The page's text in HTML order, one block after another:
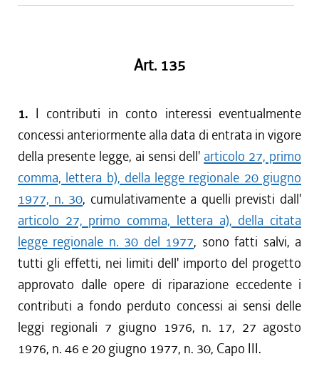
Art. 135
1. I contributi in conto interessi eventualmente
concessi anteriormente alla data di entrata in vigore
della presente legge, ai sensi dell' articolo 27, primo
comma, lettera b), della legge regionale 20 giugno
1977, n. 30, cumulativamente a quelli previsti dall'
articolo 27, primo comma, lettera a), della citata
legge regionale n. 30 del 1977, sono fatti salvi, a
tutti gli effetti, nei limiti dell' importo del progetto
approvato dalle opere di riparazione eccedente i
contributi a fondo perduto concessi ai sensi delle
leggi regionali 7 giugno 1976, n. 17, 27 agosto
1976, n. 46 e 20 giugno 1977, n. 30, Capo III.